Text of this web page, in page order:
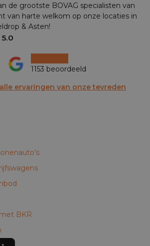
de grootste BOVAG specialisten van
van harte welkom op onze locaties in
& Asten!
1153 beoordeeld
ervaringen van onze tevreden
BKR